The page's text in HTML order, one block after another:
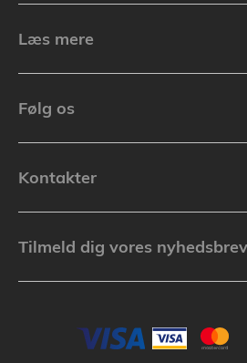
Læs mere
Følg os
Kontakter
Tilmeld dig vores